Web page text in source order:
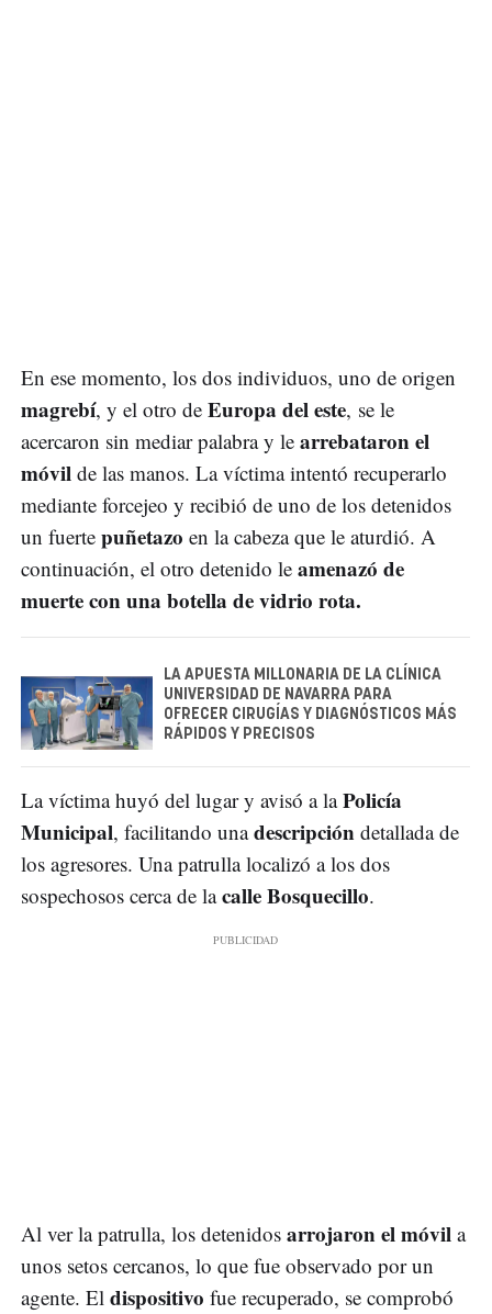
En ese momento, los dos individuos, uno de origen
magrebí, y el otro de Europa del este, se le
acercaron sin mediar palabra y le arrebataron el
móvil de las manos. La víctima intentó recuperarlo
mediante forcejeo y recibió de uno de los detenidos
un fuerte puñetazo en la cabeza que le aturdió. A
continuación, el otro detenido le amenazó de
muerte con una botella de vidrio rota.
LA APUESTA MILLONARIA DE LA CLÍNICA
UNIVERSIDAD DE NAVARRA PARA
OFRECER CIRUGÍAS Y DIAGNÓSTICOS MÁS
RÁPIDOS Y PRECISOS
La víctima huyó del lugar y avisó a laPolicía
Municipal, facilitando unadescripción detallada de
los agresores. Una patrulla localizó a los dos
sospechosos cerca de lacalle Bosquecillo.
Al ver la patrulla, los detenidos arrojaron el móvil a
unos setos cercanos, lo que fue observado por un
agente. El dispositivo fue recuperado, se comprobó